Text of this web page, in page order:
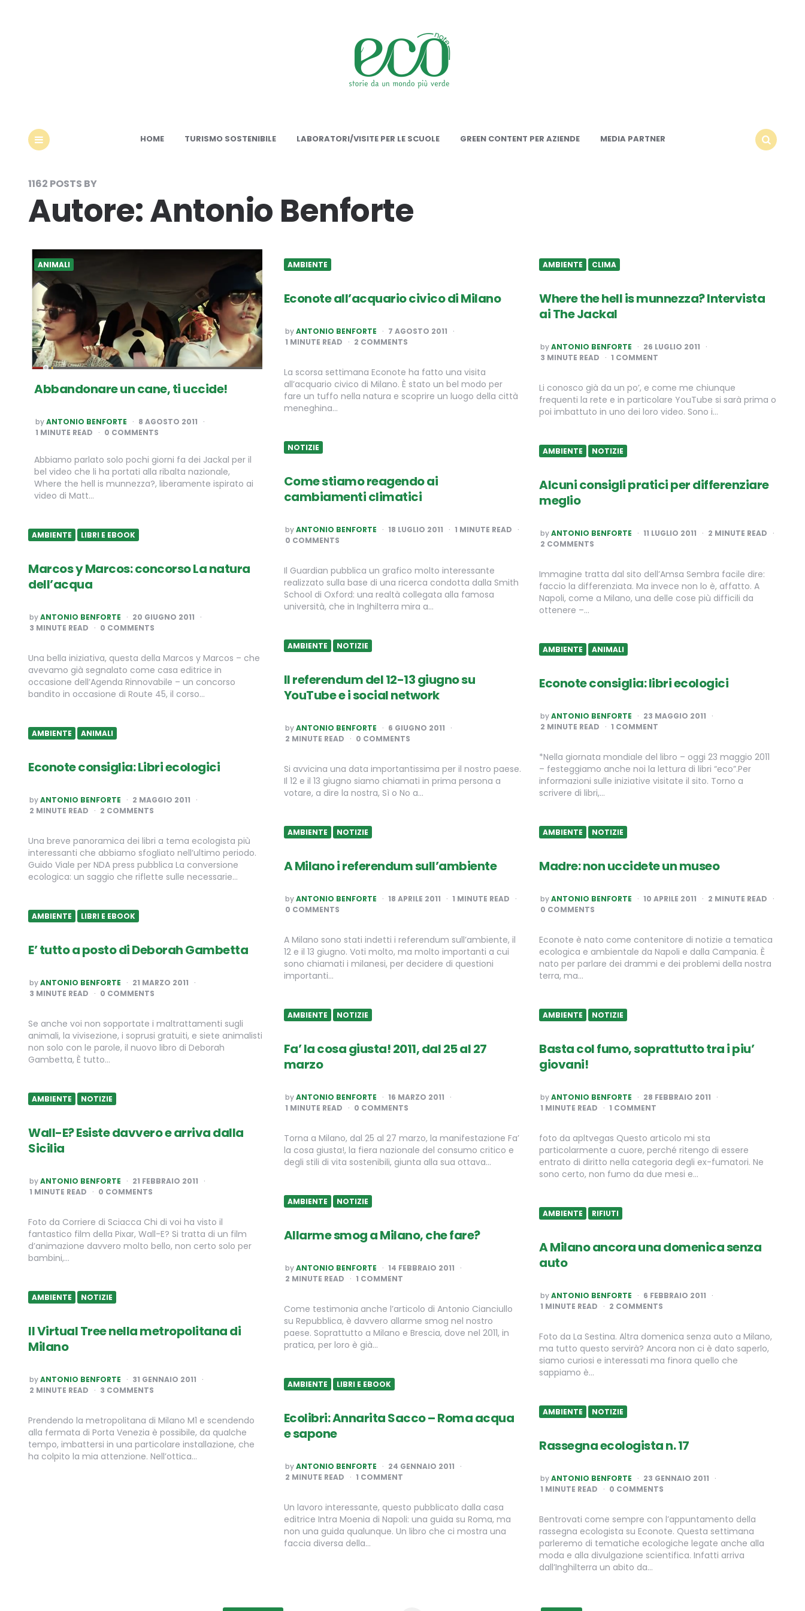
HOME TURISMO SOSTENIBILE LABORATORI/VISITE PER LE SCUOLE GREEN CONTENT PER AZIENDE
MEDIA PARTNER
1162 POSTS BY
Autore:Antonio Benforte
ANIMALI
Abbandonare un cane, ti uccide!
POSTED
BY
byANTONIO BENFORTE
8 AGOSTO 2011
1 MINUTE READ 0 COMMENTS
Abbiamo parlato solo pochi giorni fa dei Jackal per il
bel video che li ha portati alla ribalta nazionale,
Where the hell is munnezza?, liberamente ispirato ai
video di Matt…
AMBIENTE
Econote all’acquario civico di Milano
POSTED
BY
byANTONIO BENFORTE
7 AGOSTO 2011
1 MINUTE READ 2 COMMENTS
La scorsa settimana Econote ha fatto una visita
all’acquario civico di Milano. È stato un bel modo per
fare un tuffo nella natura e scoprire un luogo della città
meneghina…
AMBIENTE CLIMA
Where the hell is munnezza? Intervista
ai The Jackal
POSTED
BY
byANTONIO BENFORTE
26 LUGLIO 2011
3 MINUTE READ 1 COMMENT
Li conosco già da un po’, e come me chiunque
frequenti la rete e in particolare YouTube si sarà prima o
poi imbattuto in uno dei loro video. Sono i…
NOTIZIE
Come stiamo reagendo ai
cambiamenti climatici
POSTED
BY
byANTONIO BENFORTE 18 LUGLIO 2011 1 MINUTE READ
0 COMMENTS
Il Guardian pubblica un grafico molto interessante
realizzato sulla base di una ricerca condotta dalla Smith
School di Oxford: una realtà collegata alla famosa
università, che in Inghilterra mira a…
AMBIENTE NOTIZIE
Alcuni consigli pratici per differenziare
meglio
POSTED
BY
byANTONIO BENFORTE 11 LUGLIO 2011 2 MINUTE READ
2 COMMENTS
Immagine tratta dal sito dell’Amsa Sembra facile dire:
faccio la differenziata. Ma invece non lo è, affatto. A
Napoli, come a Milano, una delle cose più difficili da
ottenere –…
AMBIENTE LIBRI E EBOOK
Marcos y Marcos: concorso La natura
dell’acqua
POSTED
BY
byANTONIO BENFORTE
20 GIUGNO 2011
3 MINUTE READ 0 COMMENTS
Una bella iniziativa, questa della Marcos y Marcos – che
avevamo già segnalato come casa editrice in
occasione dell’Agenda Rinnovabile – un concorso
bandito in occasione di Route 45, il corso…
AMBIENTE NOTIZIE
Il referendum del 12-13 giugno su
YouTube e i social network
POSTED
BY
byANTONIO BENFORTE
6 GIUGNO 2011
2 MINUTE READ 0 COMMENTS
Si avvicina una data importantissima per il nostro paese.
Il 12 e il 13 giugno siamo chiamati in prima persona a
votare, a dire la nostra, Sì o No a…
AMBIENTE ANIMALI
Econote consiglia: libri ecologici
POSTED
BY
byANTONIO BENFORTE
23 MAGGIO 2011
2 MINUTE READ 1 COMMENT
*Nella giornata mondiale del libro – oggi 23 maggio 2011
– festeggiamo anche noi la lettura di libri “eco”.Per
informazioni sulle iniziative visitate il sito. Torno a
scrivere di libri,…
AMBIENTE ANIMALI
Econote consiglia: Libri ecologici
POSTED
BY
byANTONIO BENFORTE
2 MAGGIO 2011
2 MINUTE READ 2 COMMENTS
Una breve panoramica dei libri a tema ecologista più
interessanti che abbiamo sfogliato nell’ultimo periodo.
Guido Viale per NDA press pubblica La conversione
ecologica: un saggio che riflette sulle necessarie…
AMBIENTE NOTIZIE
A Milano i referendum sull’ambiente
POSTED
BY
byANTONIO BENFORTE 18 APRILE 2011 1 MINUTE READ
0 COMMENTS
A Milano sono stati indetti i referendum sull’ambiente, il
12 e il 13 giugno. Voti molto, ma molto importanti a cui
sono chiamati i milanesi, per decidere di questioni
importanti…
AMBIENTE NOTIZIE
Madre: non uccidete un museo
POSTED
BY
byANTONIO BENFORTE 10 APRILE 2011 2 MINUTE READ
0 COMMENTS
Econote è nato come contenitore di notizie a tematica
ecologica e ambientale da Napoli e dalla Campania. È
nato per parlare dei drammi e dei problemi della nostra
terra, ma…
AMBIENTE LIBRI E EBOOK
E’ tutto a posto di Deborah Gambetta
POSTED
BY
byANTONIO BENFORTE
21 MARZO 2011
3 MINUTE READ 0 COMMENTS
Se anche voi non sopportate i maltrattamenti sugli
animali, la vivisezione, i soprusi gratuiti, e siete animalisti
non solo con le parole, il nuovo libro di Deborah
Gambetta, È tutto…
AMBIENTE NOTIZIE
Fa’ la cosa giusta! 2011, dal 25 al 27
marzo
POSTED
BY
byANTONIO BENFORTE
16 MARZO 2011
1 MINUTE READ 0 COMMENTS
Torna a Milano, dal 25 al 27 marzo, la manifestazione Fa’
la cosa giusta!, la fiera nazionale del consumo critico e
degli stili di vita sostenibili, giunta alla sua ottava…
AMBIENTE NOTIZIE
Basta col fumo, soprattutto tra i piu’
giovani!
POSTED
BY
byANTONIO BENFORTE
28 FEBBRAIO 2011
1 MINUTE READ 1 COMMENT
foto da apltvegas Questo articolo mi sta
particolarmente a cuore, perché ritengo di essere
entrato di diritto nella categoria degli ex-fumatori. Ne
sono certo, non fumo da due mesi e…
AMBIENTE NOTIZIE
Wall-E? Esiste davvero e arriva dalla
Sicilia
POSTED
BY
byANTONIO BENFORTE
21 FEBBRAIO 2011
1 MINUTE READ 0 COMMENTS
Foto da Corriere di Sciacca Chi di voi ha visto il
fantastico film della Pixar, Wall-E? Si tratta di un film
d’animazione davvero molto bello, non certo solo per
bambini,…
AMBIENTE NOTIZIE
Allarme smog a Milano, che fare?
POSTED
BY
byANTONIO BENFORTE
14 FEBBRAIO 2011
2 MINUTE READ 1 COMMENT
Come testimonia anche l’articolo di Antonio Cianciullo
su Repubblica, è davvero allarme smog nel nostro
paese. Soprattutto a Milano e Brescia, dove nel 2011, in
pratica, per loro è già…
AMBIENTE RIFIUTI
A Milano ancora una domenica senza
auto
POSTED
BY
byANTONIO BENFORTE
6 FEBBRAIO 2011
1 MINUTE READ 2 COMMENTS
Foto da La Sestina. Altra domenica senza auto a Milano,
ma tutto questo servirà? Ancora non ci è dato saperlo,
siamo curiosi e interessati ma finora quello che
sappiamo è…
AMBIENTE NOTIZIE
Il Virtual Tree nella metropolitana di
Milano
POSTED
BY
byANTONIO BENFORTE
31 GENNAIO 2011
2 MINUTE READ 3 COMMENTS
Prendendo la metropolitana di Milano M1 e scendendo
alla fermata di Porta Venezia è possibile, da qualche
tempo, imbattersi in una particolare installazione, che
ha colpito la mia attenzione. Nell’ottica…
AMBIENTE LIBRI E EBOOK
Ecolibri: Annarita Sacco – Roma acqua
e sapone
POSTED
BY
byANTONIO BENFORTE
24 GENNAIO 2011
2 MINUTE READ 1 COMMENT
Un lavoro interessante, questo pubblicato dalla casa
editrice Intra Moenia di Napoli: una guida su Roma, ma
non una guida qualunque. Un libro che ci mostra una
faccia diversa della…
AMBIENTE NOTIZIE
Rassegna ecologista n. 17
POSTED
BY
byANTONIO BENFORTE
23 GENNAIO 2011
1 MINUTE READ 0 COMMENTS
Bentrovati come sempre con l’appuntamento della
rassegna ecologista su Econote. Questa settimana
parleremo di tematiche ecologiche legate anche alla
moda e alla divulgazione scientifica. Infatti arriva
dall’Inghilterra un abito da…